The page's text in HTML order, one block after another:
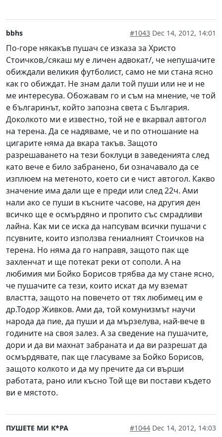
bbhs #1043 Dec 14, 2012, 14:01
По-горе някакъв пушач се изказа за Христо
Стоичков,/сякаш му е личен адвокат/, че непушачите
обиждали великия футболист, само не ми стана ясно
как го обиждат. Не знам дали той пуши или не и не
ме интересува. Обожавам го и съм на мнение, че той
е българинът, който запозна света с България.
Доколкото ми е известно, той не е вкарвал автогол
на терена. Да се надяваме, че и по отношание на
цигарите няма да вкара такъв. Защото
разрешаването на тези боклуци в заведенията след
като вече е било забранено, би означавало да се
изплюем на метеното, което си е чист автогол. Какво
значение има дали ще е преди или след 22ч. Ами
нали ако се пуши в късните часове, на другия ден
всичко ще е осмърдяно и пропито със смрадливи
лайна. Как ми се иска да напсувам всички пушачи с
псувните, които използва гениалният Стоичков на
терена. Но няма да го направя, защото пак ще
захленчат и ще потекат реки от сополи. А на
любимия ми Бойко Борисов трябва да му стане ясно,
че пушачите са тези, които искат да му вземат
властта, защото на повечето от тях любимец им е
др.Тодор Живков. Ами да, той комунизмът научи
народа да пие, да пуши и да мързелува, най-вече в
годините на своя залез. А за сведение на пушачите,
дори и да ви махнат забраната и да ви разрешат да
осмърдявате, пак ще гласуваме за Бойко Борисов,
защото колкото и да му пречите да си върши
работата, рано или късно Той ще ви постави където
ви е мястото.
ПУШЕТЕ МИ К*РА #1044 Dec 14, 2012, 14:03